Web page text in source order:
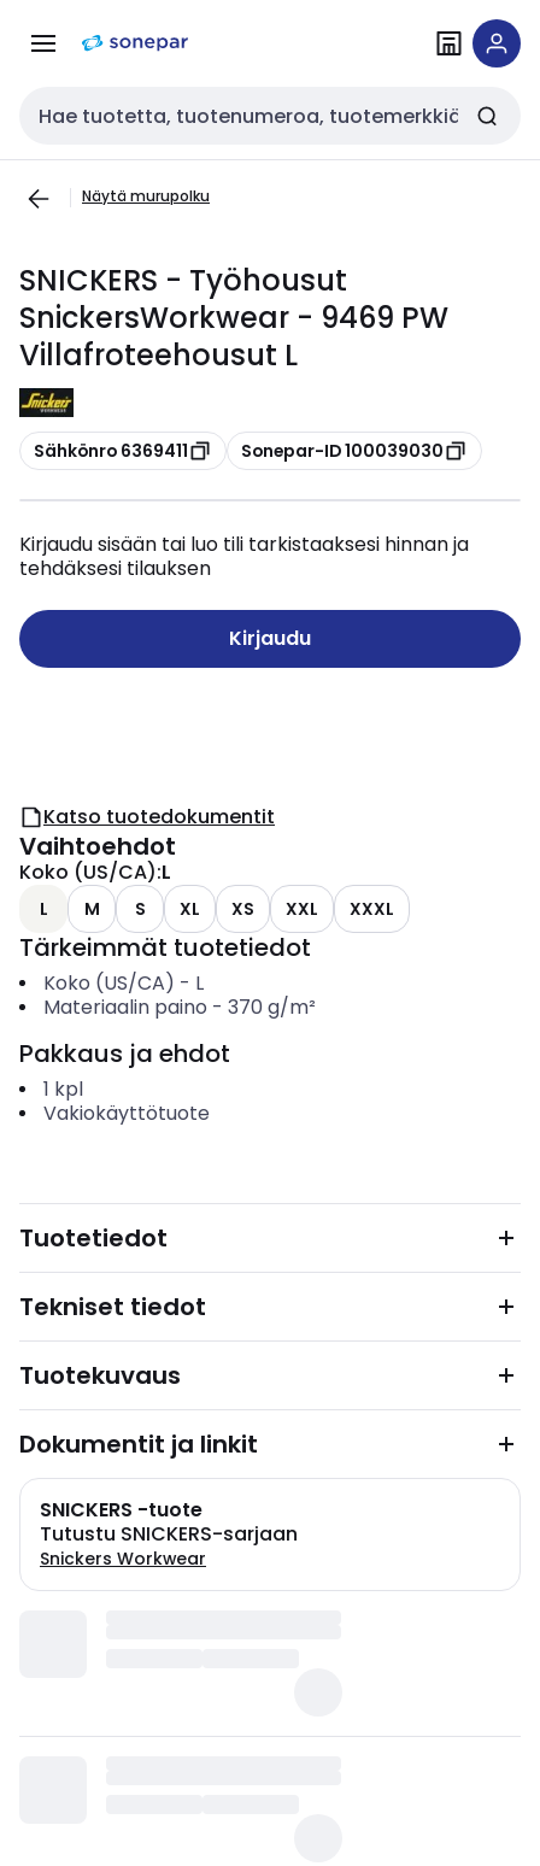
navigointiinsisältöön
Haku
Näytä murupolku
SNICKERS - Työhousut
SnickersWorkwear - 9469 PW
Villafroteehousut L
Kopioi
Sähkönro 6369411 Kopioi
Sonepar-ID 100039030
Kirjaudu sisään tai luo tili tarkistaaksesi hinnan ja
tehdäksesi tilauksen
Kirjaudu
Katso tuotedokumentit
Vaihtoehdot
Koko (US/CA):L
L M S XL XS XXL XXXL
Tärkeimmät tuotetiedot
Koko (US/CA) - L
Materiaalin paino - 370 g/m²
Pakkaus ja ehdot
1 kpl
Vakiokäyttötuote
Tuotetiedot
Tekniset tiedot
Tuotekuvaus
Dokumentit ja linkit
SNICKERS -tuote
Tutustu SNICKERS-sarjaan
Snickers Workwear